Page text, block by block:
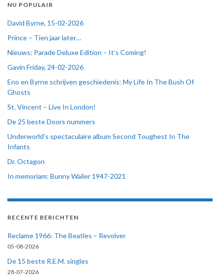
NU POPULAIR
David Byrne, 15-02-2026
Prince – Tien jaar later…
Nieuws: Parade Deluxe Edition – It’s Coming!
Gavin Friday, 24-02-2026
Eno en Byrne schrijven geschiedenis: My Life In The Bush Of
Ghosts
St. Vincent – Live In London!
De 25 beste Doors nummers
Underworld’s spectaculaire album Second Toughest In The
Infants
Dr. Octagon
In memoriam: Bunny Wailer 1947-2021
RECENTE BERICHTEN
Reclame 1966: The Beatles – Revolver
05-08-2026
De 15 beste R.E.M. singles
28-07-2026